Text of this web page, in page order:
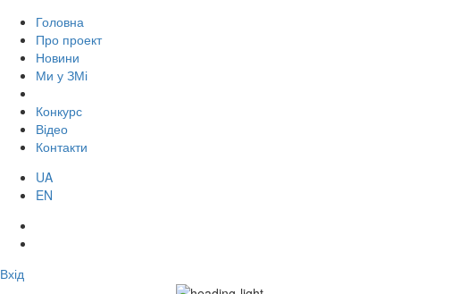
Головна
Про проект
Новини
Ми у ЗМі
Конкурс
Відео
Контакти
UA
EN
Вхід